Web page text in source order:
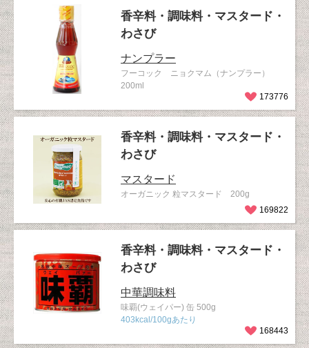
香辛料・調味料・マスタード・
わさび
ナンプラー
フーコック ニョクマム（ナンプラー）
200ml
173776
香辛料・調味料・マスタード・
わさび
マスタード
オーガニック 粒マスタード 200g
169822
香辛料・調味料・マスタード・
わさび
中華調味料
味覇(ウェイパー) 缶 500g
403kcal/100gあたり
168443